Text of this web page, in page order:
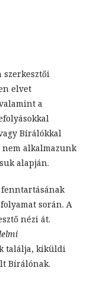
szerkesztői
elvet
a
Bírálókkal
nem alkalmazunk
alapján.
során. A
nézi át.
találja, kiküldi
Bírálónak.